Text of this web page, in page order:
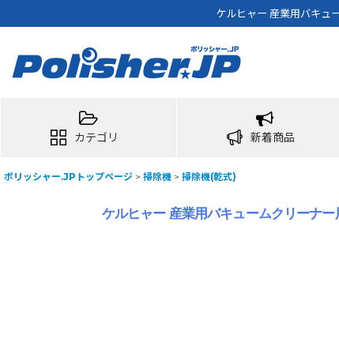
ケルヒャー 産業用バキュ
カテゴリ 新着商品
ポリッシャー.JPトップページ > 掃除機 > 掃除機(乾式)
ケルヒャー 産業用バキュームクリーナー